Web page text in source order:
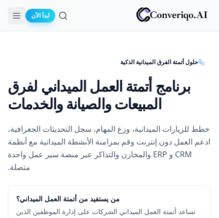
ابدأ الآن
حلول أتمتة الفرق الميدانية الذكية
برنامج أتمتة العمل الميداني لفرق
المبيعات والصيانة والخدمات
خطط للزيارات الميدانية، وزع المهام، سجل التحديثات الجغرافية،
ادعم العمل دون إنترنت وقم بمزامنة الأنشطة الميدانية مع أنظمة
CRM و ERP والمخازن والتذاكر عبر منصة سير عمل واحدة
متصلة.
من يستفيد من أتمتة العمل الميداني؟
تساعد أتمتة العمل الميداني الشركات على إدارة الموظفين الذين